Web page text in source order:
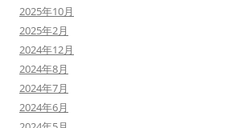
2025年10月
2025年2月
2024年12月
2024年8月
2024年7月
2024年6月